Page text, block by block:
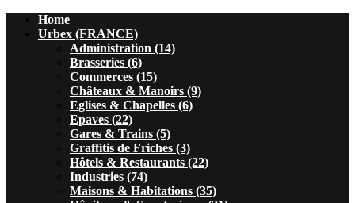
Home
Urbex (FRANCE)
Administration (14)
Brasseries (6)
Commerces (15)
Châteaux & Manoirs (9)
Eglises & Chapelles (6)
Epaves (22)
Gares & Trains (5)
Graffitis de Friches (3)
Hôtels & Restaurants (22)
Industries (74)
Maisons & Habitations (35)